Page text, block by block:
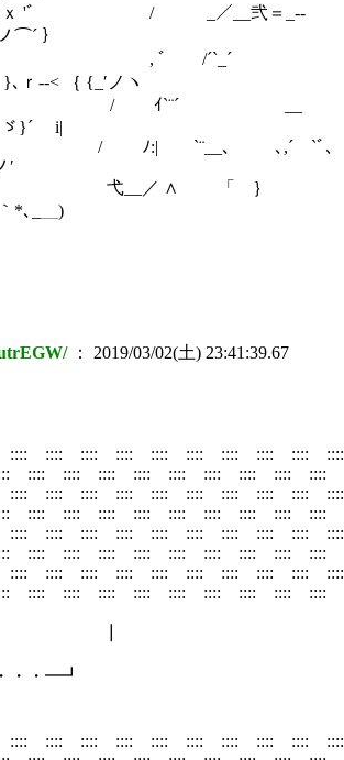
'ﾞ / _／__弐＝_-‐ゞ
⌒´ ｝
'ﾞ , ﾞ /´`_´￣
-‐< ｛ {_′ノヽ
'ﾞ / ｲ`¨´ ￣ __
ゞ}´ i|
`¨__、 ､,´ `ﾞ､
′
／ ∧ 「 ｝
*､_＿)
： 2019/03/02(土) 23:41:39.67
:::: :::: :::: :::: :::: :::: :::: :::: ::::
:::: :::: :::: :::: :::: :::: :::: :::: ::::
:::: :::: :::: :::: :::: :::: :::: :::: ::::
:::: :::: :::: :::: :::: :::: :::: :::: ::::
:::: :::: :::: :::: :::: :::: :::: :::: ::::
:::: :::: :::: :::: :::: :::: :::: :::: ::::
:::: :::: :::: :::: :::: :::: :::: :::: ::::
:::: :::: :::: :::: :::: :::: :::: :::: ::::
・・━┛
:::: :::: :::: :::: :::: :::: :::: :::: ::::